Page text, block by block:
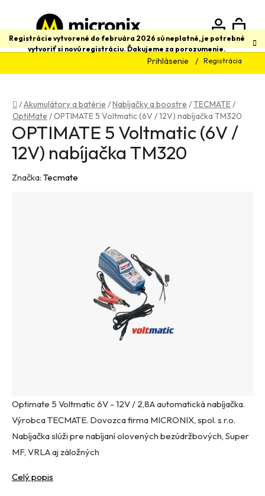
obsah
Registrácie vytvorené do februára 2026 sú neplatné, je potrebné
vytvoriť si novú registráciu. Ďakujeme za porozumenie.
Prihlásenie Registrácia
Hľadať
Domov
/Akumulátory a batérie /Nabíjačky a boostre /TECMATE/
OptiMate /OPTIMATE 5 Voltmatic (6V / 12V) nabíjačka TM320
Optimate 5 Voltmatic 6V - 12V / 2,8A automatická nabíjačka.
Výrobca TECMATE. Dovozca firma MICRONIX, spol. s r.o.
Nabíjačka slúži pre nabíjaní olovených bezúdržbových, Super
MF, VRLA aj záložných
Celý popis
OPTIMATE 5 Voltmatic (6V /
12V) nabíjačka TM320
Značka: Tecmate